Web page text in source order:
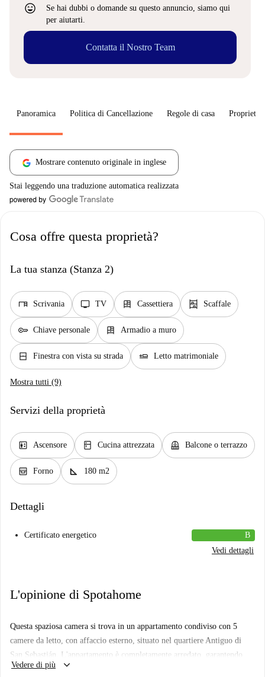
sentiment_very_satisfied
Se hai dubbi o domande su questo annuncio, siamo qui
per aiutarti.
Contatta il Nostro Team
Panoramica Politica di Cancellazione Regole di casa
Mostrare contenuto originale in inglese
Stai leggendo una traduzione automatica realizzata
Cosa offre questa proprietà?
La tua stanza (Stanza 2)
desk Scrivania tv TV dresser Cassettiera shelves Scaffale
key Chiave personale dresser Armadio a muro
window_closed Finestra con vista su strada airline_seat_flat Letto matrimoniale
Mostra tutti (9)
Servizi della proprietà
elevator Ascensore kitchen Cucina attrezzata balcony Balcone o terrazzo
oven_gen Forno square_foot 180 m2
Dettagli
Certificato energetico
B
Vedi dettagli
L'opinione di Spotahome
Questa spaziosa camera si trova in un appartamento condiviso con 5
camere da letto, con affaccio esterno, situato nel quartiere Antiguo di
San Sebastián. L'appartamento è completamente arredato, garantendo
comodità e comfort. I servizi includono una cucina attrezzata con forno
Vedere di più keyboard_arrow_down